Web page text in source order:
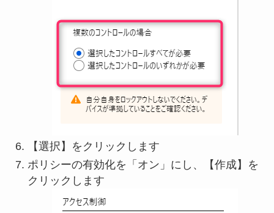
【選択】をクリックします
ポリシーの有効化を「オン」にし、【作成】を
クリックします